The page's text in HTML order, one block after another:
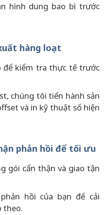
hình dung bao bì trước
hàng loạt
để kiểm tra thực tế trước
chúng tôi tiến hành sản
và in kỹ thuật số hiện
phản hồi để tối ưu
gói cẩn thận và giao tận
hồi của bạn để cải
theo.